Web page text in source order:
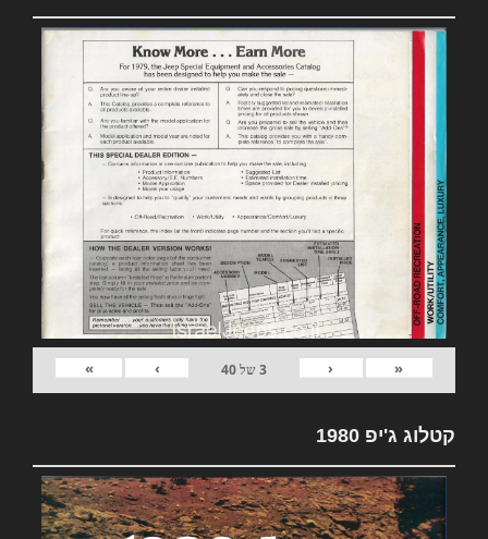
«
‹
3של40
›
»
קטלוג ג'יפ 1980